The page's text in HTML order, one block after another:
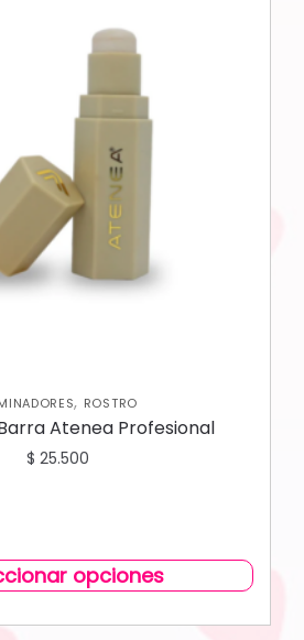
, ROSTRO
Atenea Profesional
$ 25.500
opciones